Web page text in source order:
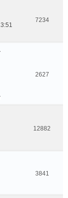
7234
2627
12882
3841